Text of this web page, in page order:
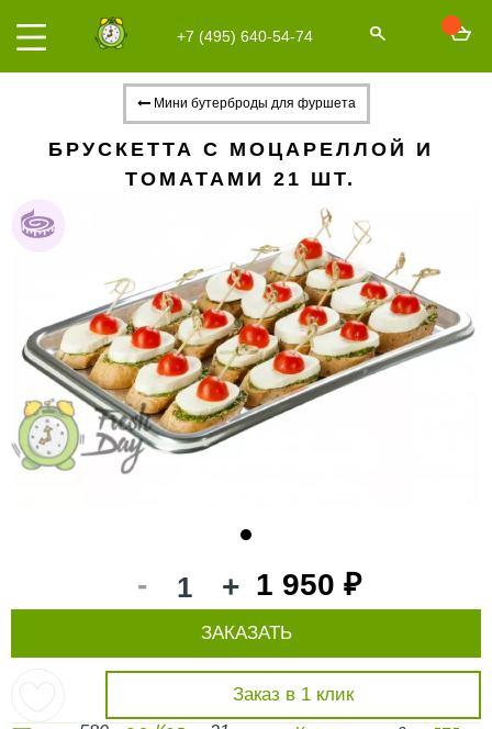
+7 (495) 640-54-74
Мини бутерброды для фуршета
БРУСКЕТТА С МОЦАРЕЛЛОЙ И
ТОМАТАМИ 21 ШТ.
- + 1 950 ₽
Заказ в 1 клик
ЗАКАЗАТЬ